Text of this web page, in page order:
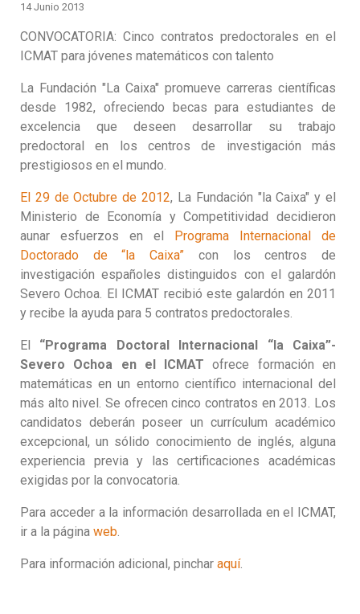
14 Junio 2013
CONVOCATORIA: Cinco contratos predoctorales en el
ICMAT para jóvenes matemáticos con talento
La Fundación "La Caixa" promueve carreras científicas
desde 1982, ofreciendo becas para estudiantes de
excelencia que deseen desarrollar su trabajo
predoctoral en los centros de investigación más
prestigiosos en el mundo.
El 29 de Octubre de 2012, La Fundación "la Caixa" y el
Ministerio de Economía y Competitividad decidieron
aunar esfuerzos en el Programa Internacional de
Doctorado de “la Caixa” con los centros de
investigación españoles distinguidos con el galardón
Severo Ochoa. El ICMAT recibió este galardón en 2011
y recibe la ayuda para 5 contratos predoctorales.
El “Programa Doctoral Internacional “la Caixa”-
Severo Ochoa en el ICMAT ofrece formación en
matemáticas en un entorno científico internacional del
más alto nivel. Se ofrecen cinco contratos en 2013. Los
candidatos deberán poseer un currículum académico
excepcional, un sólido conocimiento de inglés, alguna
experiencia previa y las certificaciones académicas
exigidas por la convocatoria.
Para acceder a la información desarrollada en el ICMAT,
ir a la página web.
Para información adicional, pinchar aquí.